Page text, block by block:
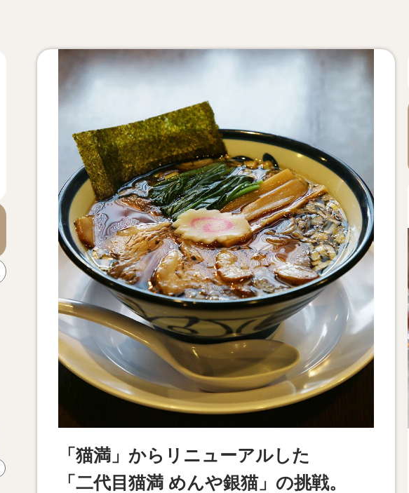
「猫満」からリニューアルした
「二代目猫満 めんや銀猫」の挑戦。